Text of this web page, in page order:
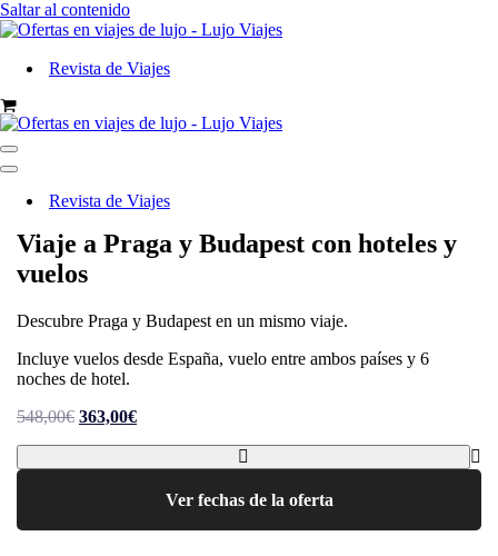
Saltar al contenido
Revista de Viajes
Carrito
Menú
de
navegación
Menú
Revista de Viajes
Viaje a Praga y Budapest con hoteles y
vuelos
Descubre Praga y Budapest en un mismo viaje.
Incluye vuelos desde España, vuelo entre ambos países y 6
noches de hotel.
548,00€ El
era:
363,00€El
es:
363,00€.
Ver fechas de la oferta